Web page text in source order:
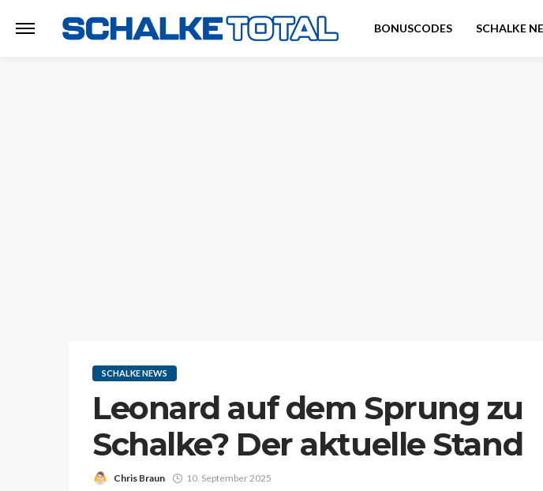
BONUSCODES SCHALKE
SCHALKE NEWS
Leonard auf dem Sprung zu
Schalke? Der aktuelle Stand
Chris Braun 10. September 2025